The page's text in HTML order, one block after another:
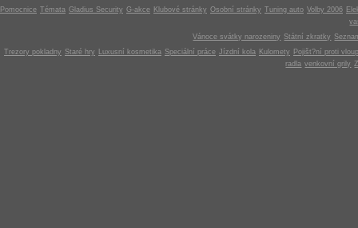
Pomocnice Témata Gladius Security G-akce Klubové stránky Osobní stránky Tuning auto Volby 2006
Vánoce svátky narozeniny Státní zkratky
Trezory pokladny Staré hry Luxusní kosmetika Speciální práce Jízdní kola Kulomety
Pojišt?ní proti
radla venkovní grily